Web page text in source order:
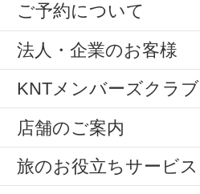
ご予約について
法人・企業のお客様
KNTメンバーズクラブ
店舗のご案内
旅のお役立ちサービス